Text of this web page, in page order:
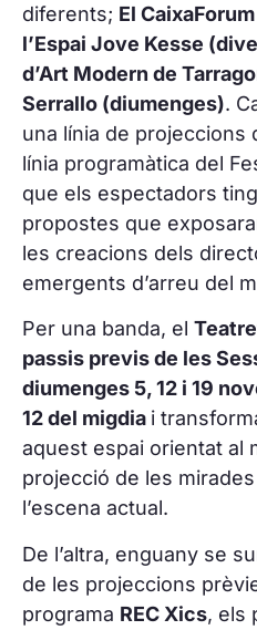
diferents; El
l’Espai Jove Kesse
d’Art Modern de
Serrallo (diumenges).
una línia de projeccions
línia programàtica del
que els espectadors
propostes que
les creacions dels
emergents d’arreu del
Per una banda, el
passis previs de les
diumenges 5, 12 i 19
12 del migdia i
aquest espai orientat al
projecció de les
l’escena actual.
De l’altra, enguany se
de les projeccions
programa REC Xics, els